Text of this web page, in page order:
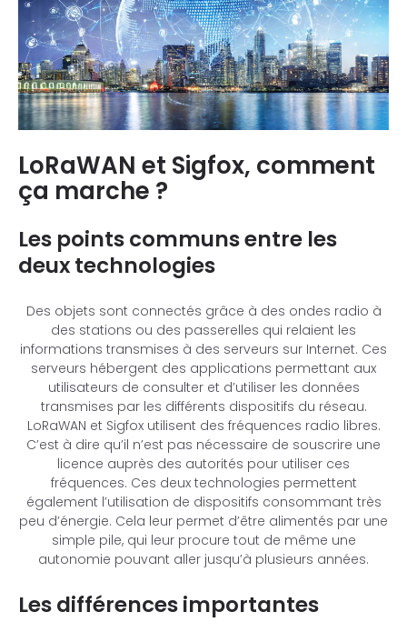
LoRaWAN et Sigfox, comment
ça marche ?
Les points communs entre les
deux technologies
Des objets sont connectés grâce à des ondes radio à
des stations ou des passerelles qui relaient les
informations transmises à des serveurs sur Internet. Ces
serveurs hébergent des applications permettant aux
utilisateurs de consulter et d’utiliser les données
transmises par les différents dispositifs du réseau.
LoRaWAN et Sigfox utilisent des fréquences radio libres.
C’est à dire qu’il n’est pas nécessaire de souscrire une
licence auprès des autorités pour utiliser ces
fréquences. Ces deux technologies permettent
également l’utilisation de dispositifs consommant très
peu d’énergie. Cela leur permet d’être alimentés par une
simple pile, qui leur procure tout de même une
autonomie pouvant aller jusqu’à plusieurs années.
Les différences importantes